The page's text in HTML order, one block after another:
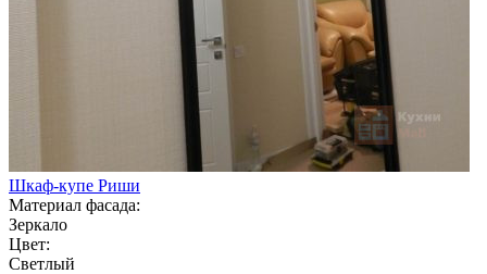
Шкаф-купе Риши
Материал фасада:
Зеркало
Цвет:
Светлый